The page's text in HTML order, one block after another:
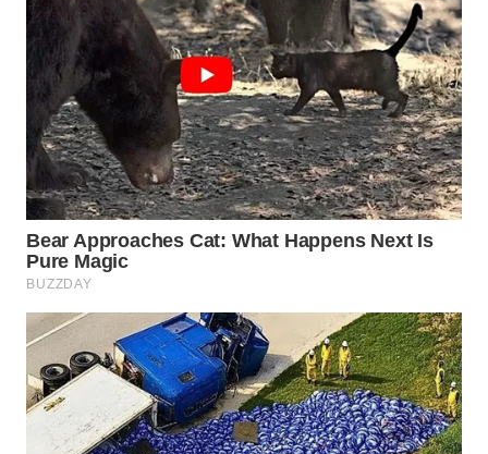
WN
MADURA
WN
SURABAYA
WN
NATUNA
WN
BINTAN
MANDALIKA
WN
LIKUPANG